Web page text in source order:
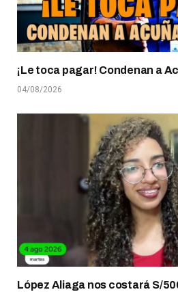
¡Le toca pagar! Condenan a
04/08/2026
López Aliaga nos costará S/